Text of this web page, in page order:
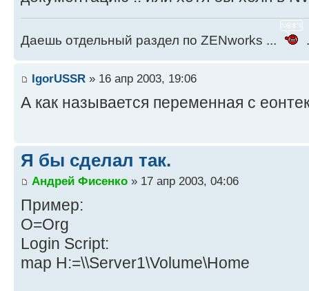
Даешь отдельный раздел по ZENworks ...
IgorUSSR » 16 апр 2003, 19:06
А как называется переменная с
Я бы сделал так.
Андрей Фисенко » 17 апр 2003, 04:06
Пример:
O=Org
Login Script:
map H:=\\Server1\Volume\Home